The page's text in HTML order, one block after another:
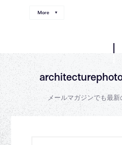
More
メールマガジンでも最